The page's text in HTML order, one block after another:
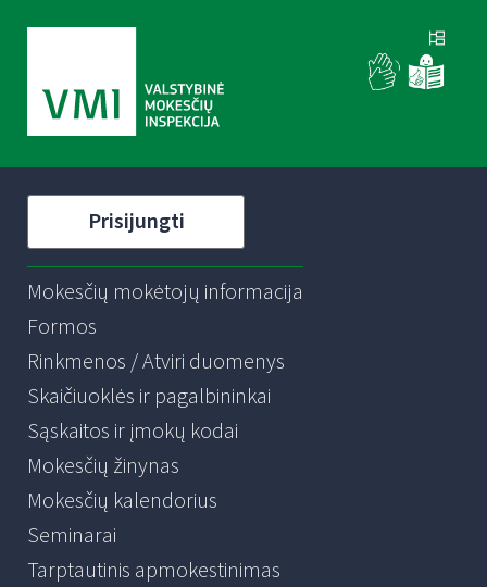
Prisijungti
Mokesčių mokėtojų informacija
Formos
Rinkmenos / Atviri duomenys
Skaičiuoklės ir pagalbininkai
Sąskaitos ir įmokų kodai
Mokesčių žinynas
Mokesčių kalendorius
Seminarai
Tarptautinis apmokestinimas